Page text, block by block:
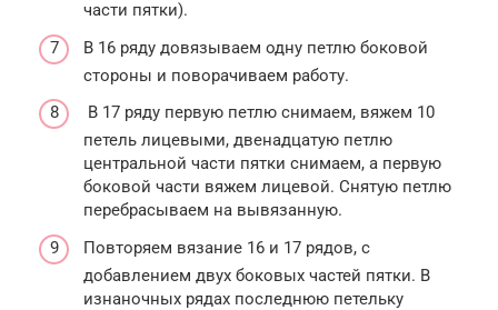
части пятки).
В 16 ряду довязываем одну петлю боковой
стороны и поворачиваем работу.
В 17 ряду первую петлю снимаем, вяжем 10
петель лицевыми, двенадцатую петлю
центральной части пятки снимаем, а первую
боковой части вяжем лицевой. Снятую петлю
перебрасываем на вывязанную.
Повторяем вязание 16 и 17 рядов, с
добавлением двух боковых частей пятки. В
изнаночных рядах последнюю петельку